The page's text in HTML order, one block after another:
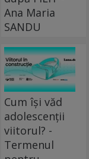
Ana Maria
SANDU
Cum își văd
adolescenții
viitorul? -
Termenul